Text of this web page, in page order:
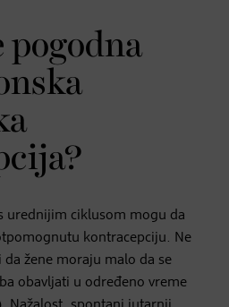
pogodna
urednijim ciklusom mogu da
kontracepciju. Ne
žene moraju malo da se
obavljati u određeno vreme